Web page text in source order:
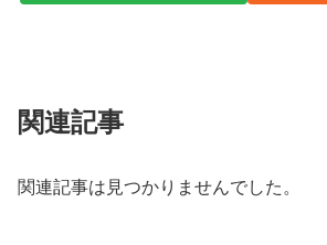
関連記事
関連記事は見つかりませんでした。